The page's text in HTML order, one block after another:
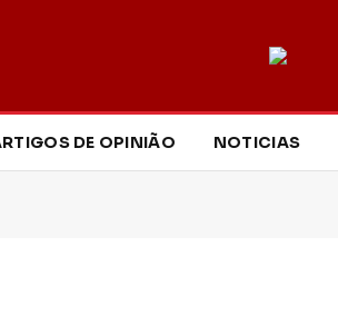
DE OPINIÃO NOTICIAS